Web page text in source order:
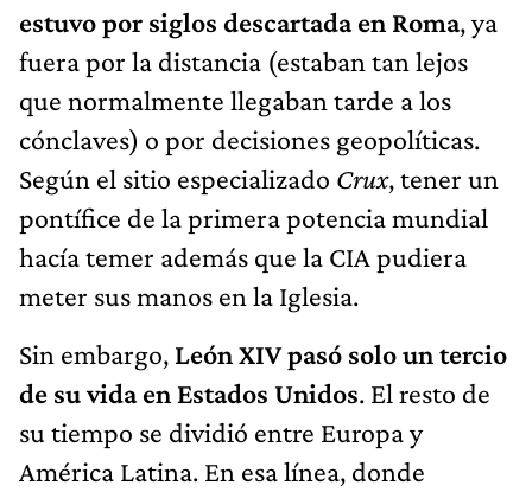
estuvo por siglos descartada en Roma, ya
fuera por la distancia (estaban tan lejos
que normalmente llegaban tarde a los
cónclaves) o por decisiones geopolíticas.
Según el sitio especializado Crux, tener un
pontífice de la primera potencia mundial
hacía temer además que la CIA pudiera
meter sus manos en la Iglesia.
Sin embargo, León XIV pasó solo un tercio
de su vida en Estados Unidos. El resto de
su tiempo se dividió entre Europa y
América Latina. En esa línea, donde